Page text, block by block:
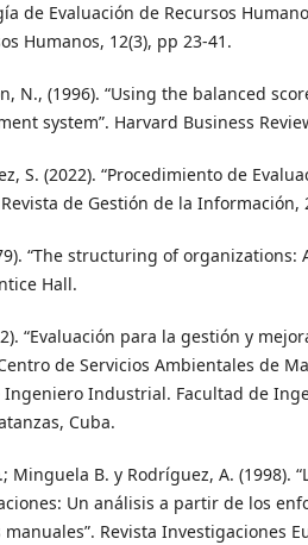
de Evaluación de Recursos
Humanos, 12(3), pp 23-41.
N., (1996). “Using the balanced
system”. Harvard Business
S. (2022). “Procedimiento de
de Gestión de la Información,
“The structuring of organizations:
Hall.
“Evaluación para la gestión y
de Servicios Ambientales de
Industrial. Facultad de
Cuba.
Minguela B. y Rodríguez, A. (1998).
Un análisis a partir de los
Revista Investigaciones